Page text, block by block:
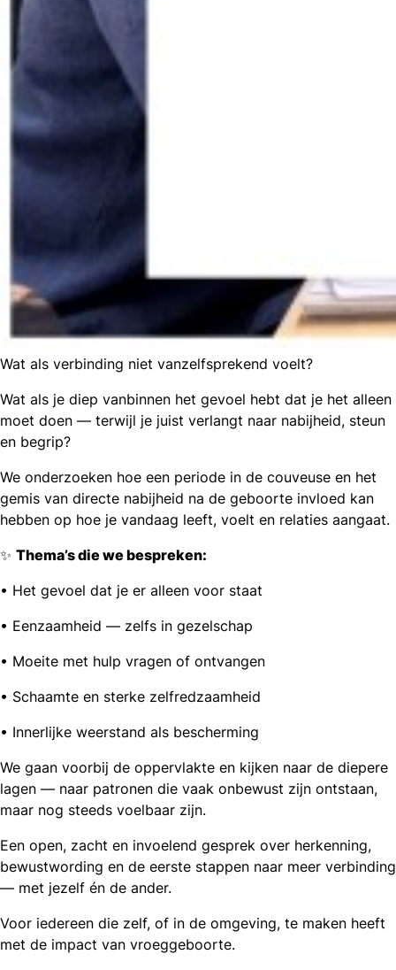
Wat als verbinding niet vanzelfsprekend voelt?
Wat als je diep vanbinnen het gevoel hebt dat je het alleen
moet doen — terwijl je juist verlangt naar nabijheid, steun
en begrip?
We onderzoeken hoe een periode in de couveuse en het
gemis van directe nabijheid na de geboorte invloed kan
hebben op hoe je vandaag leeft, voelt en relaties aangaat.
✨ Thema’s die we bespreken:
• Het gevoel dat je er alleen voor staat
• Eenzaamheid — zelfs in gezelschap
• Moeite met hulp vragen of ontvangen
• Schaamte en sterke zelfredzaamheid
• Innerlijke weerstand als bescherming
We gaan voorbij de oppervlakte en kijken naar de diepere
lagen — naar patronen die vaak onbewust zijn ontstaan,
maar nog steeds voelbaar zijn.
Een open, zacht en invoelend gesprek over herkenning,
bewustwording en de eerste stappen naar meer verbinding
— met jezelf én de ander.
Voor iedereen die zelf, of in de omgeving, te maken heeft
met de impact van vroeggeboorte.